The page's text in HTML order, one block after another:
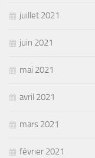
juillet 2021
juin 2021
mai 2021
avril 2021
mars 2021
février 2021